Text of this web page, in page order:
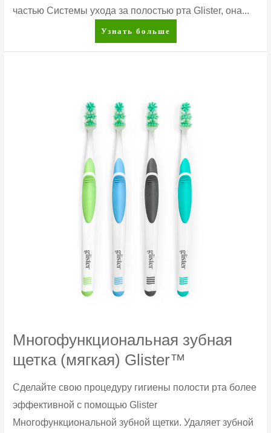
частью Системы ухода за полостью рта Glister, она...
Многофункциональная
зубная
Узнать больше
Многофункциональная зубная
щетка (мягкая) Glister™
Сделайте свою процедуру гигиены полости рта более
эффективной с помощью Glister
Многофункциональной зубной щетки. Удаляет зубной